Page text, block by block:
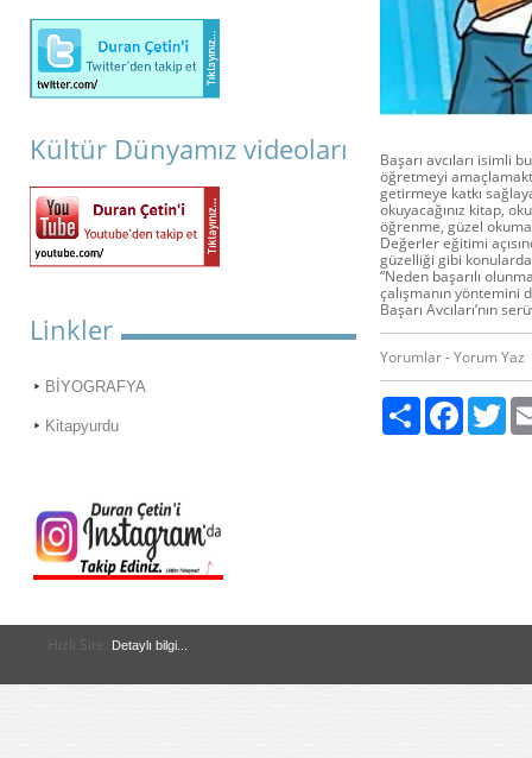
Kültür Dünyamız videoları
Linkler
BİYOGRAFYA
Kitapyurdu
Başarı avcıları isimli
öğretmeyi
getirmeye katkı
okuyacağınız kitap,
öğrenme, güzel
Değerler eğitimi
güzelliği gibi konularda
“Neden başarılı
çalışmanın yöntemini
Başarı Avcıları’nın
Yorumlar-Yorum Yaz
Paylaş Facebook
Hızlı Site. Detaylı bilgi...